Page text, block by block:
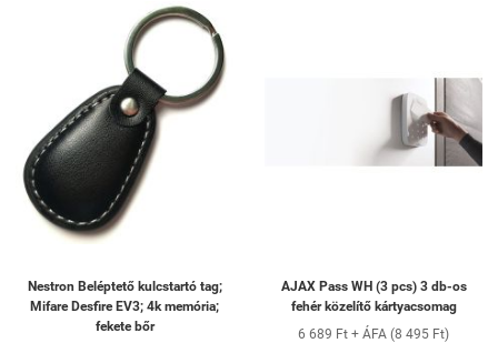
Nestron Beléptető kulcstartó tag;
Mifare Desfire EV3; 4k memória;
fekete bőr
AJAX Pass WH (3 pcs) 3 db-os
fehér közelítő kártyacsomag
6 689 Ft + ÁFA (8 495 Ft)